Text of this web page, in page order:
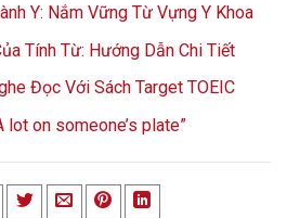
Y: Nắm Vững Từ Vựng Y Khoa
Tính Từ: Hướng Dẫn Chi Tiết
Đọc Với Sách Target TOEIC
lot on someone’s plate”